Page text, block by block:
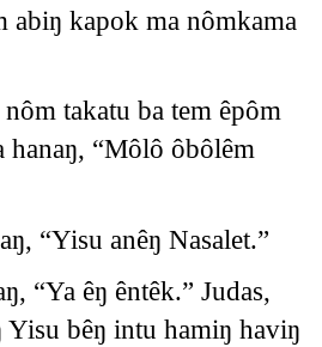
abiŋ kapok ma nômkama
takatu ba tem êpôm
hanaŋ, “Môlô ôbôlêm
“Yisu anêŋ Nasalet.”
“Ya êŋ êntêk.” Judas,
Yisu bêŋ intu hamiŋ haviŋ